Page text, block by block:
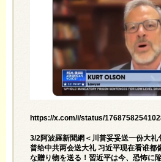
https://x.com/i/status/
3/2阿波羅新聞網＜川普妥妥送一份大礼
普给中共两会送大礼 习近平现在看谁都
な贈り物を送る！習近平は今、恐怖に